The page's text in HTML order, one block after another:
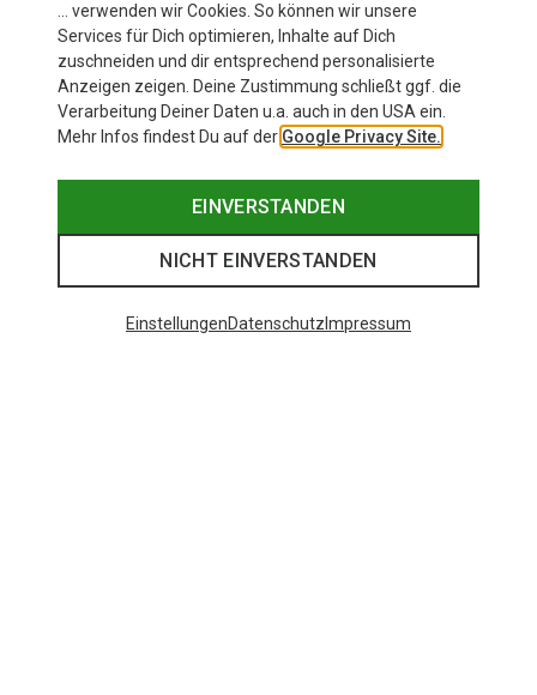
Zur Produktseite
… verwenden wir Cookies. So können wir unsere
Services für Dich optimieren, Inhalte auf Dich
zuschneiden und dir entsprechend personalisierte
Anzeigen zeigen. Deine Zustimmung schließt ggf. die
Verarbeitung Deiner Daten u.a. auch in den USA ein.
Mehr Infos findest Du auf der Google Privacy Site.
EINVERSTANDEN
NICHT EINVERSTANDEN
EinstellungenDatenschutz Impressum